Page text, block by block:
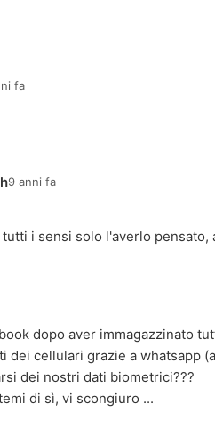
fa
9 anni fa
i sensi solo l'averlo
dopo aver immagazzinato
dei cellulari grazie a whatsapp
dei nostri dati biometrici???
di sì, vi scongiuro ...